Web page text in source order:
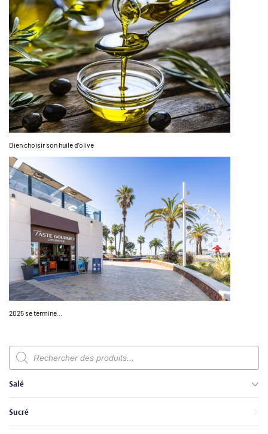
Bien choisir son huile d’olive
2025 se termine…
Recherche
de
produits
Salé
Sucré